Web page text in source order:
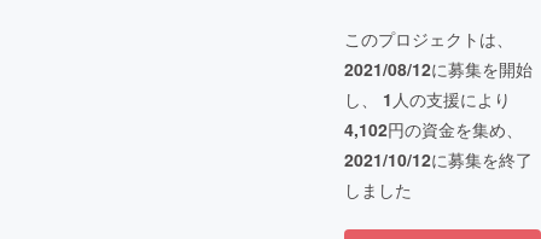
このプロジェクトは、
2021/08/12に募集を開始
し、 1 人の支援により
4,102円の資金を集め、
2021/10/12に募集を終了
しました